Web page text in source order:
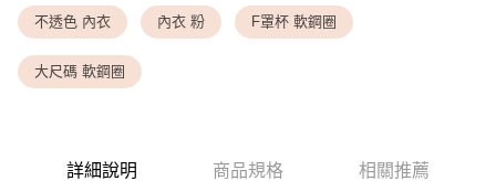
每筆NT$9,999
7-11取貨付款
每筆NT$80，滿NT$1,500(含以上)免運費
每筆NT$80，滿NT$1,500(含以上)免運費
不透色 內衣 內衣 粉 F罩杯 軟鋼圈
大尺碼 軟鋼圈
詳細說明 商品規格 相關推薦